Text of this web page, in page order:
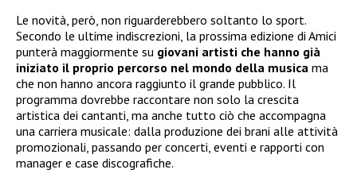
Le novità, però, non riguarderebbero soltanto lo sport.
Secondo le ultime indiscrezioni, la prossima edizione di Amici
punterà maggiormente su giovani artisti che hanno già
iniziato il proprio percorso nel mondo della musica ma
che non hanno ancora raggiunto il grande pubblico. Il
programma dovrebbe raccontare non solo la crescita
artistica dei cantanti, ma anche tutto ciò che accompagna
una carriera musicale: dalla produzione dei brani alle attività
promozionali, passando per concerti, eventi e rapporti con
manager e case discografiche.